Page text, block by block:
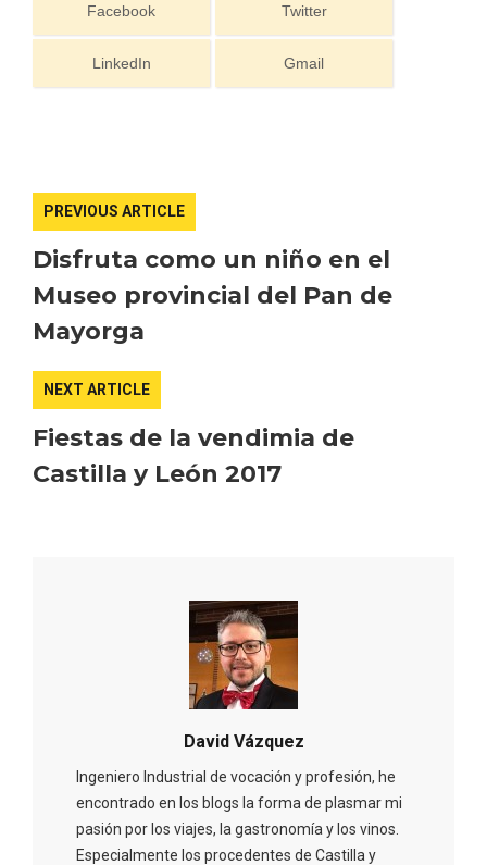
Facebook Twitter
LinkedIn Gmail
PREVIOUS ARTICLE
Disfruta como un niño en el
Museo provincial del Pan de
Mayorga
NEXT ARTICLE
Fiestas de la vendimia de
Castilla y León 2017
David Vázquez
Ingeniero Industrial de vocación y profesión, he
encontrado en los blogs la forma de plasmar mi
pasión por los viajes, la gastronomía y los vinos.
Especialmente los procedentes de Castilla y
Semana Santa en la Ribera del Duero
2026